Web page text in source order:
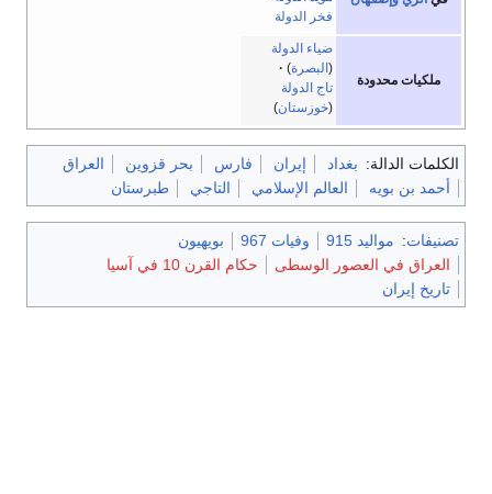
فخر الدولة
ملكيات محدودة
ضياء الدولة
( البصرة)
تاج الدولة
(خوزستان)
الكلمات الدالة: بغداد إيران فارس بحر قزوين
العراق
أحمد بن بويه
العالم الإسلامي التاجي طبرستان
تصنيفات: مواليد 915 وفيات 967
بويهيون
العراق في العصور الوسطى
حكام القرن 10 في آسيا
تاريخ إيران